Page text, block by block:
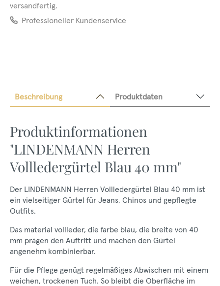
versandfertig.
Professioneller Kundenservice
Beschreibung Produktdaten
Produktinformationen
"LINDENMANN Herren
Vollledergürtel Blau 40 mm"
Der LINDENMANN Herren Vollledergürtel Blau 40 mm ist
ein vielseitiger Gürtel für Jeans, Chinos und gepflegte
Outfits.
Das material vollleder, die farbe blau, die breite von 40
mm prägen den Auftritt und machen den Gürtel
angenehm kombinierbar.
Für die Pflege genügt regelmäßiges Abwischen mit einem
weichen, trockenen Tuch. So bleibt die Oberfläche im